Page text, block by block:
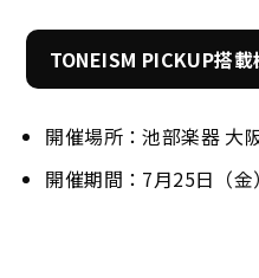
TONEISM PICKUP搭
開催場所：池部楽器 大
開催期間：7月25日（金